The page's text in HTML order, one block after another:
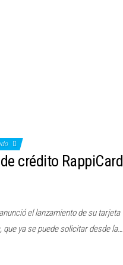
crédito RappiCard
el lanzamiento de su tarjeta
que ya se puede solicitar desde la…